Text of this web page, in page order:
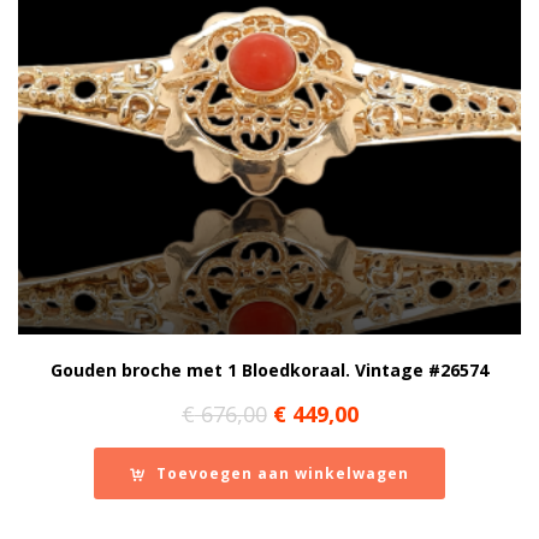
Gouden broche met 1 Bloedkoraal. Vintage #26574
€676,00 Oorspronkelijke
prijs
was:
€ 676,00.
€449,00Huidige
prijs
is:
€ 449,00.
Toevoegen aan winkelwagen